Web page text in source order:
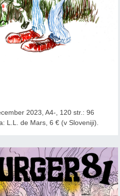
2023, A4-, 120 str.: 96
L.L. de Mars, 6 € (v Sloveniji).